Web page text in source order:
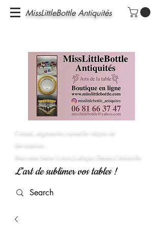
MissLittleBottle Antiquités
Cristal, argenterie,vaisselle objets de
décoration...
Baccarat,Saint Louis,Lalique,Daum,Christofle
L'art de sublimer vos tables !